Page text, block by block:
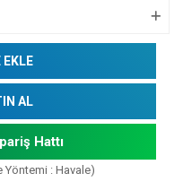
EKLE
AL
Hattı
: Havale)